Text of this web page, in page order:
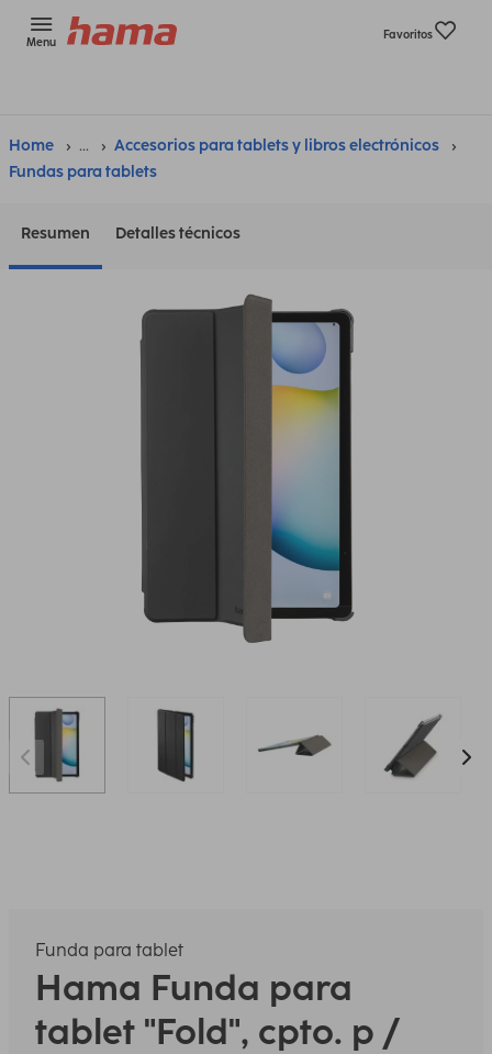
Menu
Favoritos
Home ...
Accesorios para tablets y libros electrónicos
Fundas para tablets
Resumen Detalles técnicos
Funda para tablet
Hama Funda para
tablet "Fold", cpto. p /